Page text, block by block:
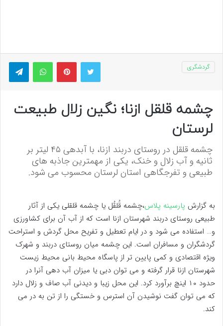
توییتر پینتریستواتس آپ
گردشگری
چشمه قلقل ازنا؛ نگین زلال طبیعت
لرستان
چشمه قلقل در روستای دربند ازنا، با آبدهی ۴۵ لیتر بر
ثانیه و آب زلال و خنک، یکی از مهمترین جاذبه های
طبیعی و تفرجگاهی استان لرستان محسوب می شود.
به گزارش پارسینه پلاس،چشمه قُلقُل یا چشمه قلقلی یکی از آثار
طبیعی روستای دربند شهرستان ازنا است که از آب آن برای کشاورزی
و… استفاده می شود و در ایام تعطیل و تفریح محل گردش و استراحت
گردشگران و مسافران است. این چشمه میان روستای دربند و شهرک
ویژه اقتصادی و کمی پایین تر از پاسگاه محیط بانی محیط زیست
شهرستان ازنا قرار گرفته و می توان دبی یا میزان آب دهی آنرا در
حدود ۱۰ اینچ برآورد کرد. این محل زیبا و دیدنی آب صاف و زلال دارد
که می توان گفت نوشیدن آن استرس و خستگی را از تن به در می
کند.